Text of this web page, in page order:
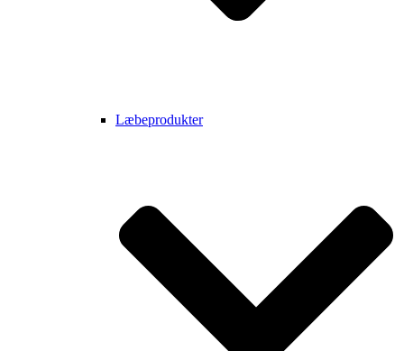
Læbeprodukter